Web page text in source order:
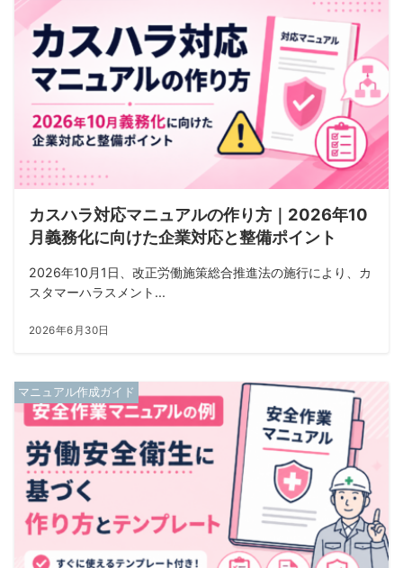
カスハラ対応マニュアルの作り方｜2026年10
月義務化に向けた企業対応と整備ポイント
2026年10月1日、改正労働施策総合推進法の施行により、カ
スタマーハラスメント...
2026年6月30日
マニュアル作成ガイド